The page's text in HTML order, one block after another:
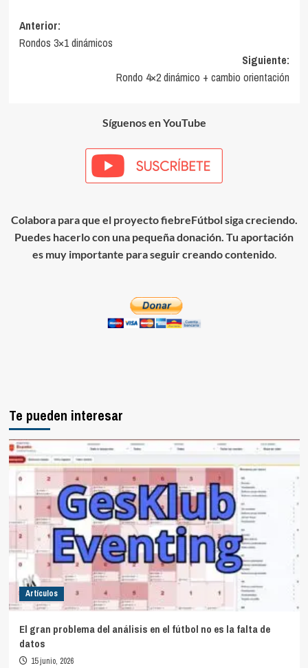
Navegación
de
Anterior:
Rondos 3×1 dinámicos
Siguiente:
Rondo 4×2 dinámico + cambio orientación
Síguenos en YouTube
Colabora para que el proyecto fiebreFútbol siga creciendo.
Puedes hacerlo con una pequeña donación. Tu aportación
es muy importante para seguir creando contenido.
Te pueden interesar
Artículos
El gran problema del análisis en el fútbol no es la falta de
datos
15 junio, 2026